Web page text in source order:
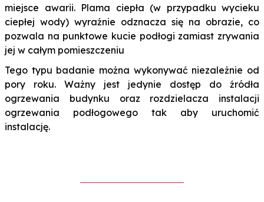
miejsce awarii. Plama ciepła (w przypadku wycieku
ciepłej wody) wyraźnie odznacza się na obrazie, co
pozwala na punktowe kucie podłogi zamiast zrywania
jej w całym pomieszczeniu
Tego typu badanie można wykonywać niezależnie od
pory roku. Ważny jest jedynie dostęp do źródła
ogrzewania budynku oraz rozdzielacza instalacji
ogrzewania podłogowego tak aby uruchomić
instalację.